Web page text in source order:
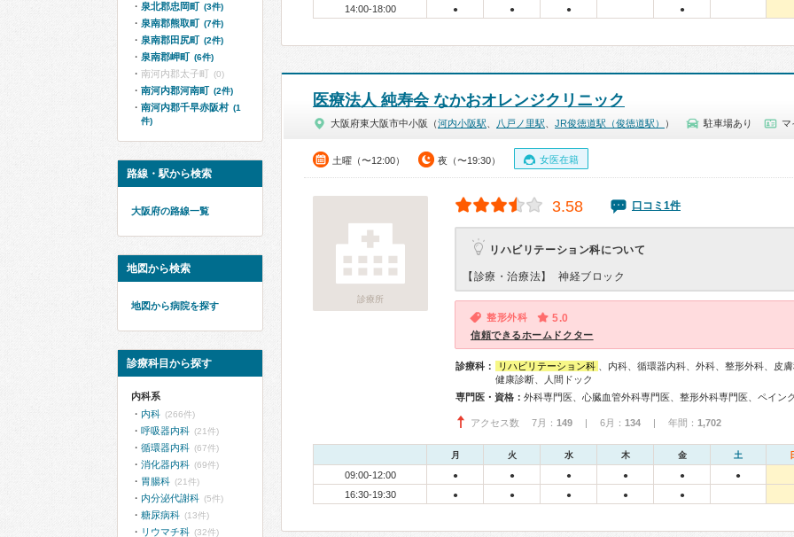
14:00-18:00 ● ● ● ●
医療法人 純寿会 なかおオレンジクリニック
大阪府東大阪市中小阪（河内小阪駅 八戸ノ里駅 JR俊徳道駅（俊徳道駅） ） 駐車場あり マ
土曜（〜12:00） 夜（〜19:30） 女医在籍
診療所
3.58 口コミ1件
リハビリテーション科について
【診療・治療法】 神経ブロック
整形外科 5.0
信頼できるホームドクター
診療科： リハビリテーション科
、内科、循環器内科、外科、整形外科、皮
健康診断、人間ドック
専門医・資格：
アクセス数 7月： 149 | 6月： 134 | 年間： 1,702
月 火 水 木 金 土
09:00-12:00 ● ● ● ● ● ●
16:30-19:30 ● ● ● ● ●
泉北郡忠岡町 (3件)
泉南郡熊取町 (7件)
泉南郡田尻町 (2件)
泉南郡岬町 (6件)
南河内郡太子町 (0)
南河内郡河南町 (2件)
南河内郡千早赤阪村 (1
件)
路線・駅から検索
大阪府の路線一覧
地図から検索
地図から病院を探す
診療科目から探す
内科系
内科 (266件)
呼吸器内科 (21件)
循環器内科 (67件)
消化器内科 (69件)
胃腸科 (21件)
内分泌代謝科 (5件)
糖尿病科 (13件)
リウマチ科 (32件)